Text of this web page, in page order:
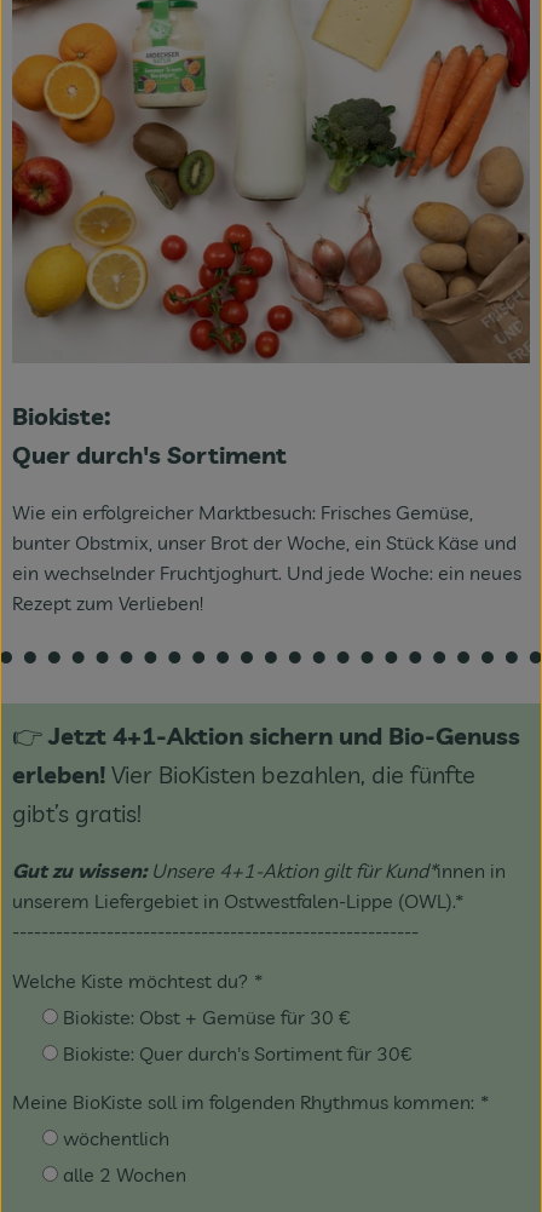
Biokiste:
Quer durch's Sortiment
Wie ein erfolgreicher Marktbesuch: Frisches Gemüse,
bunter Obstmix, unser Brot der Woche, ein Stück Käse und
ein wechselnder Fruchtjoghurt. Und jede Woche: ein neues
Rezept zum Verlieben!
👉Jetzt 4+1-Aktion sichern und Bio-Genuss
erleben!Vier BioKisten bezahlen, die fünfte
gibt’s gratis!
Gut zu wissen:Unsere 4+1-Aktion gilt für Kund*innen in
unserem Liefergebiet in Ostwestfalen-Lippe (OWL).*
--------------------------------------------------------
Welche Kiste möchtest du? *
Biokiste: Obst + Gemüse für 30 €
Biokiste: Quer durch's Sortiment für 30€
Meine BioKiste soll im folgenden Rhythmus kommen: *
wöchentlich
alle 2 Wochen